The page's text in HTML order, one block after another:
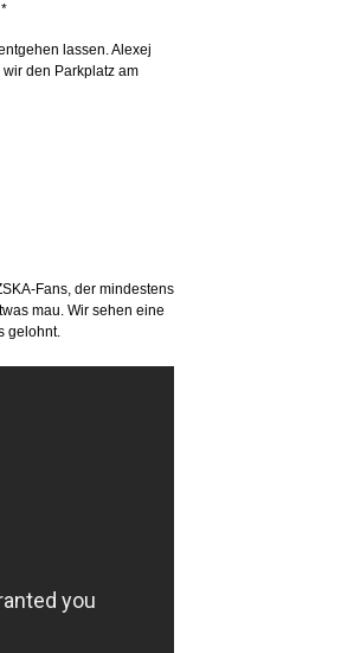
lassen. Alexej
den Parkplatz am
Fans, der mindestens
mau. Wir sehen eine
gelohnt.